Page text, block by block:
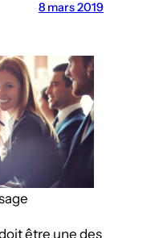
8 mars 2019
être une des